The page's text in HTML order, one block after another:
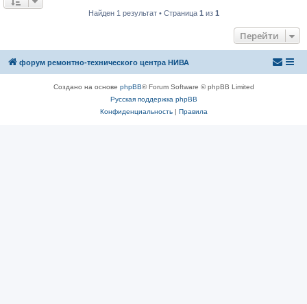
Найден 1 результат • Страница 1 из 1
Перейти
форум ремонтно-технического центра НИВА
Создано на основе phpBB® Forum Software © phpBB Limited
Русская поддержка phpBB
Конфиденциальность| Правила